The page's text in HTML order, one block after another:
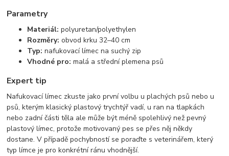
Parametry
Materiál: polyuretan/polyethylen
Rozměry: obvod krku 32–40 cm
Typ: nafukovací límec na suchý zip
Vhodné pro: malá a střední plemena psů
Expert tip
Nafukovací límec zkuste jako první volbu u plachých psů nebo u
psů, kterým klasický plastový trychtýř vadí, u ran na tlapkách
nebo zadní části těla ale může být méně spolehlivý než pevný
plastový límec, protože motivovaný pes se přes něj někdy
dostane. V případě pochybností se poraďte s veterinářem, který
typ límce je pro konkrétní ránu vhodnější.